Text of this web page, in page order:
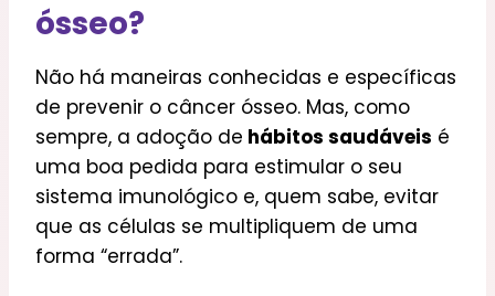
ósseo?
Não há maneiras conhecidas e específicas
de prevenir o câncer ósseo. Mas, como
sempre, a adoção de hábitos saudáveis é
uma boa pedida para estimular o seu
sistema imunológico e, quem sabe, evitar
que as células se multipliquem de uma
forma “errada”.